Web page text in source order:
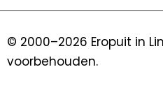
o
© 2000–2026 Eropuit in
voorbehouden.